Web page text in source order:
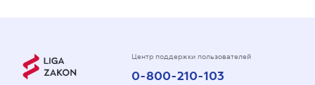
Центр поддержки пользователей
0-800-210-103